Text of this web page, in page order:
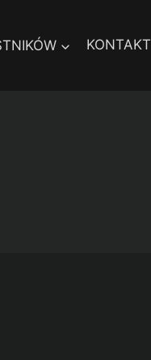
KONTAKT